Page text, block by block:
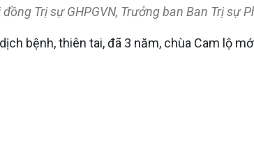
Trị sự GHPGVN, Trưởng ban Ban Trị sự
bệnh, thiên tai, đã 3 năm, chùa Cam lộ